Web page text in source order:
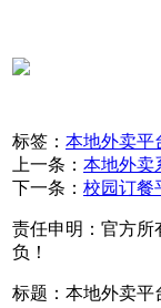
标签： 本地外卖平
上一条： 本地外卖
下一条： 校园订餐
责任申明：官方所
负！
标题：本地外卖平